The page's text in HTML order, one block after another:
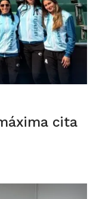
cita